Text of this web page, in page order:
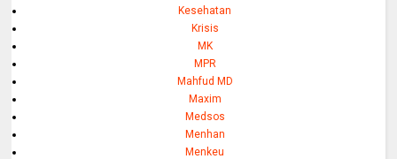
Kesehatan
Krisis
MK
MPR
Mahfud MD
Maxim
Medsos
Menhan
Menkeu